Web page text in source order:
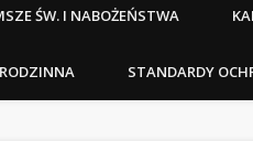
ŚW. I NABOŻEŃSTWA
STANDARDY